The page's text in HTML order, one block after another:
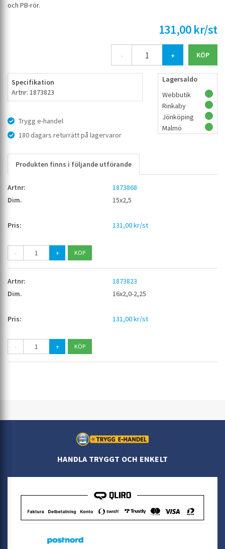
och PB-rör.
131,00 kr/st
- +
Specifikation
Artnr: 1873823
Trygg e-handel
180 dagars returrätt på lagervaror
Lagersaldo
Webbutik
Rinkaby
Jönköping
Malmö
Produkten finns i följande utförande
1873868
15x2,5
131,00 kr/st
- +
1873823
16x2,0-2,25
131,00 kr/st
- +
HANDLA TRYGGT OCH ENKELT